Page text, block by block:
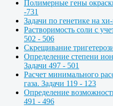
Полимерные гены
-731
Задачи по генетике на
Растворимость соли с
502 - 506
Скрещивание
Определение степени
Задачи 497 - 501
Расчет минимального
газа. Задачи 119 - 123
Определение
491 - 496